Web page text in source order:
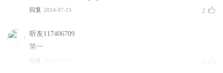
回复 2024-07-15 2
听友117406709
第一
回复